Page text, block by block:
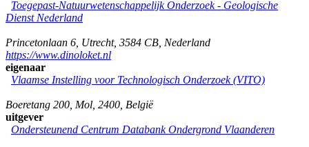
Toegepast-Natuurwetenschappelijk Onderzoek - Geologische
Dienst Nederland
Princetonlaan 6 Utrecht, 3584 CB Nederland
https://www.dinoloket.nl
eigenaar
Vlaamse Instelling voor Technologisch Onderzoek (VITO)
Boeretang 200 Mol 2400 België
uitgever
Ondersteunend Centrum Databank Ondergrond Vlaanderen